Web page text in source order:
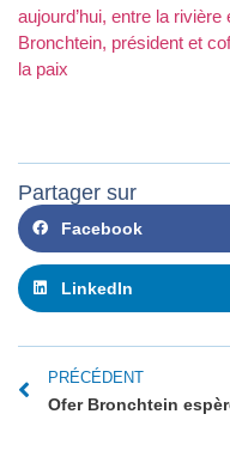
aujourd’hui, entre la
Bronchtein, président et
la paix
Partager sur
Facebook
LinkedIn
PRÉCÉDENT